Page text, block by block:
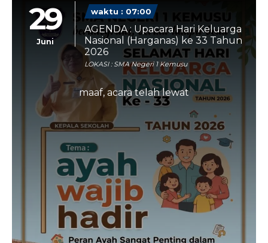
29
Juni
waktu : 07:00
AGENDA : Upacara Hari Keluarga
Nasional (Harganas) ke 33 Tahun
2026
LOKASI : SMA Negeri 1 Kemusu
maaf, acara telah lewat